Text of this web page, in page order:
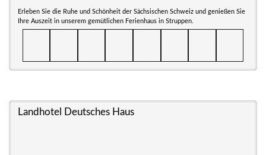
Erleben Sie die Ruhe und Schönheit der Sächsischen Schweiz und genießen Sie
Ihre Auszeit in unserem gemütlichen Ferienhaus in Struppen.
Landhotel Deutsches Haus